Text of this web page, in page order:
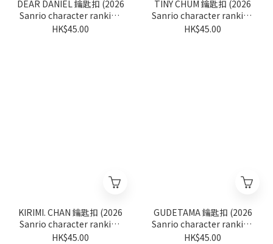
DEAR DANIEL 鑰匙扣 (2026
Sanrio character ranking
系列)
HK$45.00
TINY CHUM 鑰匙扣 (2026
Sanrio character ranking
系列)
HK$45.00
KIRIMI. CHAN 鑰匙扣 (2026
Sanrio character ranking
系列)
HK$45.00
GUDETAMA 鑰匙扣 (2026
Sanrio character ranking
系列)
HK$45.00